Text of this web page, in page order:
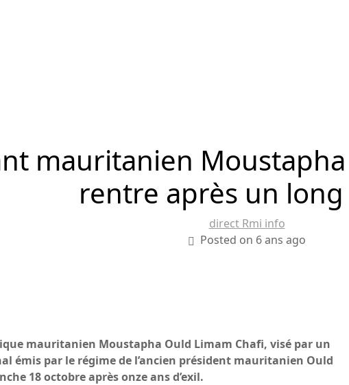
mauritanien
rentre après un long
direct Rmi info
Posted on 6 ans ago
mauritanien Moustapha Ould Limam Chafi, visé par un
émis par le régime de l’ancien président mauritanien Ould
18 octobre après onze ans d’exil.